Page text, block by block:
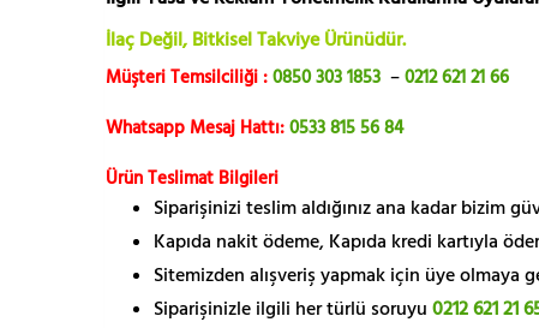
İlaç Değil, Bitkisel Takviye Ürünüdür.
Müşteri Temsilciliği :0850 303 1853 –0212 621 21 66
Whatsapp Mesaj Hattı:0533 815 56 84
Ürün Teslimat Bilgileri
Siparişinizi teslim aldığınız ana kadar bizim
Kapıda nakit ödeme, Kapıda kredi kartıyla
Sitemizden alışveriş yapmak için üye
Siparişinizle ilgili her türlü soruyu 0212 621 21